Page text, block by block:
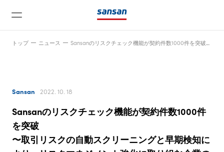
ニュース
トップ ニュース
Sansan 2022. 10. 18
Sansanのリスクチェック機能が契約件数1000件
を突破
〜取引リスクの自動スクリーニングと早期検知に